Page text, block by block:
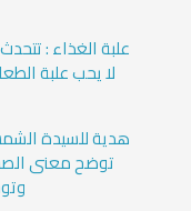
علبة الغذاء :
لا يحب علبة
هدية للسيدة
توضح معنى